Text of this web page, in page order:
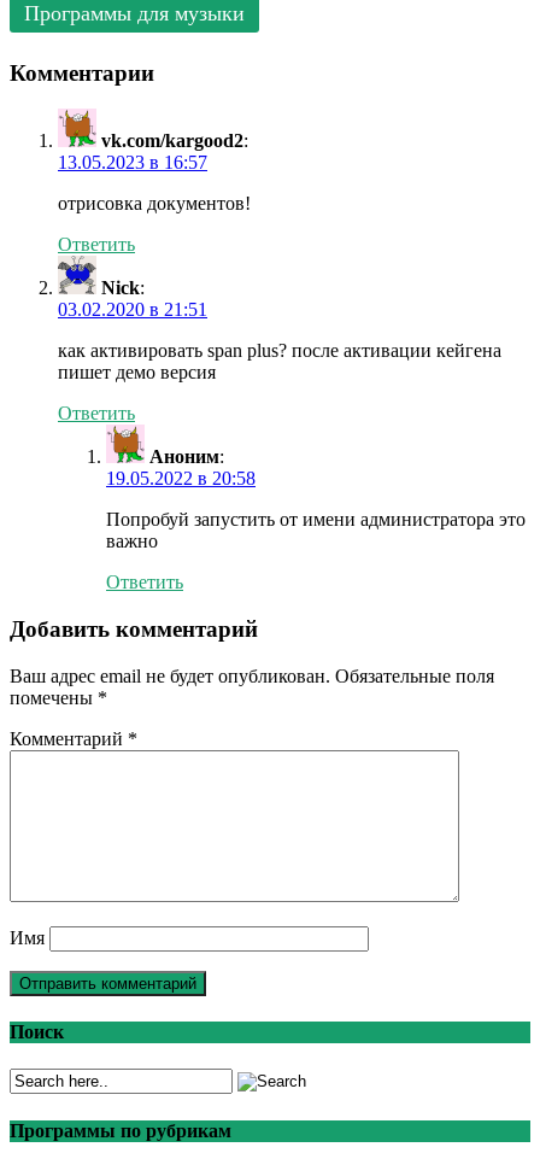
Программы для музыки
Комментарии
vk.com/kargood2:
13.05.2023 в 16:57
отрисовка документов!
Ответить
Nick:
03.02.2020 в 21:51
как активировать span plus? после активации кейгена
пишет демо версия
Ответить
Аноним:
19.05.2022 в 20:58
Попробуй запустить от имени администратора это
важно
Ответить
Добавить комментарий
Ваш адрес email не будет опубликован. Обязательные поля
помечены *
Комментарий *
Имя
Поиск
Программы по рубрикам